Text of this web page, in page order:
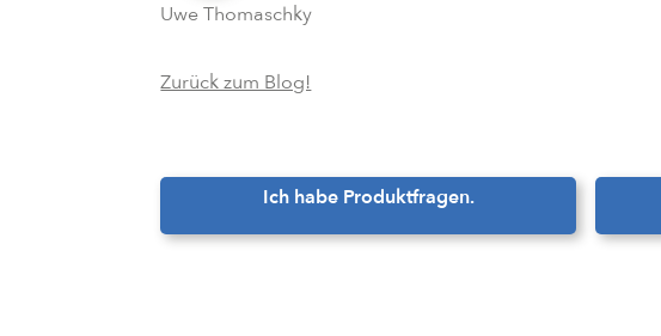
Uwe Thomaschky
Zurück zum Blog!
Ich habe Produktfragen.